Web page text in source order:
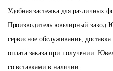
Удобная застежка для различных
Производитель ювелирный завод
сервисное обслуживание,
оплата заказа при получении.
со вставками в наличии.